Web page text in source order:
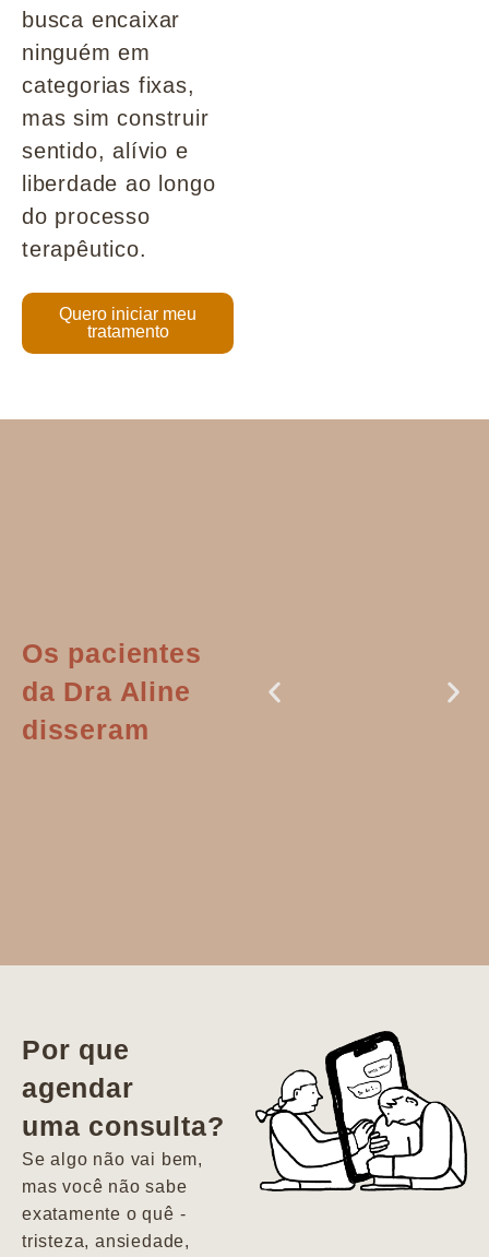
busca encaixar
ninguém em
categorias fixas,
mas sim construir
sentido, alívio e
liberdade ao longo
do processo
terapêutico.
Quero iniciar meu
tratamento
Os pacientes
da Dra Aline
disseram
vida. Ela me
encontrou num
estado misto de
depressão e
agitação com
pensamentos
Por que
agendar
uma consulta?
Se algo não vai bem,
mas você não sabe
exatamente o quê -
tristeza, ansiedade,